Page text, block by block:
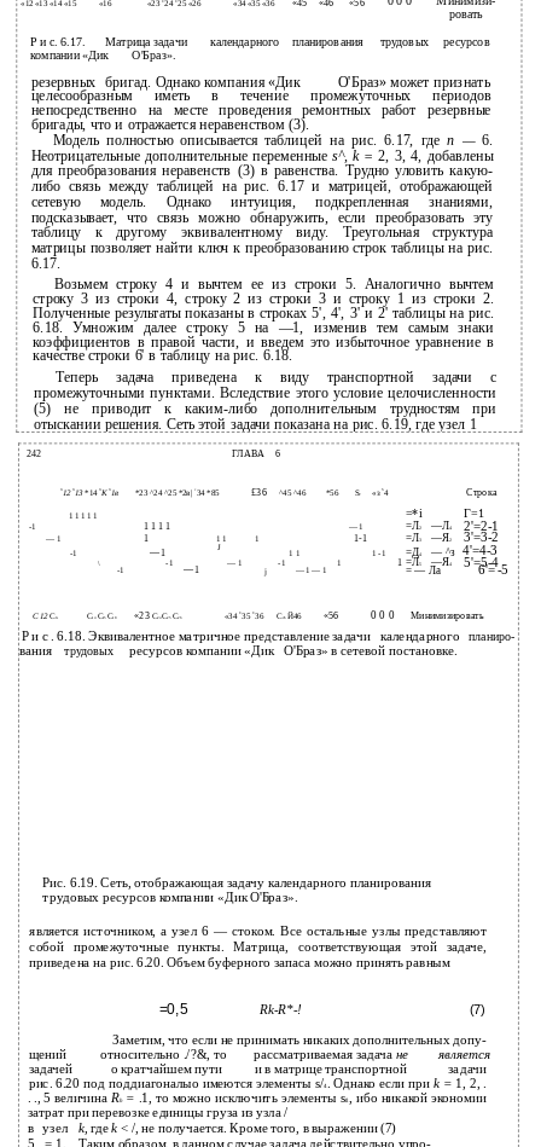
«12 «13 «14 «15 «16 «23 С24 С25 «26 «34 «35 «36 «45 «46 «56
ровать
Р и с. 6.17. Матрица задачи календарного планирования трудовых
ресурсов
компании «Дик
О'Браз».
резервных бригад. Однако компания «Дик
О'Браз» может признать
целесообразным иметь в течение промежуточных периодов
непосредственно на месте проведения ремонтных работ резервные
бригады, что и отражается неравенством (3).
Модель полностью описывается таблицей на рис. 6.17, гдеп — 6.
Неотрицательные дополнительные переменныеs^, k =2, 3, 4, добавлены
для преобразования неравенств (3) в равенства. Трудно уловить какую-
либо связь между таблицей на рис. 6.17 и матрицей, отображающей
сетевую модель. Однако интуиция, подкрепленная знаниями,
подсказывает, что связь можно обнаружить, если преобразовать эту
таблицу к другому эквивалентному виду. Треугольная структура
матрицы позволяет найти ключ к преобразованию строк таблицы на рис.
6.17.
Возьмем строку 4 и вычтем ее из строки 5. Аналогично вычтем
строку 3 из строки 4, строку 2 из строки 3 и строку 1 из строки 2.
Полученные результаты показаны в строках 5', 4', 3' и 2' таблицы на рис.
6.18. Умножим далее строку 5 на —1, изменив тем самым знаки
коэффициентов в правой части, и введем это избыточное уравнение в
качестве строки 6' в таблицу на рис. 6.18.
Теперь задача приведена к виду транспортной задачи с
промежуточными пунктами. Вследствие этого условие целочисленности
(5) не приводит к каким-либо дополнительным трудностям при
отыскании решения. Сеть этой задачи показана на рис. 6.19, где узел 1
242 ГЛАВА 6
12 13*14 К 1в *23 ^24 ^25 *2в|г 34 *85 £36 ^45 ^46 *56 S2 «з S4 Строка
1 1 1 1 1 =*i Г=1
-1 1 1 1 1 — 1 =Л2 —Л4 2'=2-1
— 1 1 1 1 1 1-1 =Л3 —Я2 3'=3-2
-1 — 1
J
1 1 1 -1 =Д4 — ^з 4'=4-3
— 1 1
\ -1 -1 1 =Л5 —Я 4 5'=5-4
-1 — 1 j — 1 — 1 = — Ла 6'= -5
С 12С1з С14 С15 С18 «23 С24С25 С26 «34 С35 С36 С45 Й46 «56 0 0 0 Минимизировать
Р и с . 6.18. Эквивалентное матричное представление задачи календарного планиро-
вания трудовых ресурсов компании «Дик О'Браз» в сетевой постановке.
Рис. 6.19. Сеть, отображающая задачу календарного планирования
трудовых ресурсов компании «Дик О'Браз».
является источником, а узел 6 — стоком. Все остальные узлы представляют
собой промежуточные пункты. Матрица, соответствующая этой задаче,
приведена на рис. 6.20. Объем буферного запаса можно принять равным
=0,5 Rk-R*-!
(7)
Заметим, что если не принимать никаких дополнительных допу-
щений
относительно ./?&, то рассматриваемая задача не
является
задачей
о кратчайшем пути и в матрице транспортной
задачи
рис. 6.20 под поддиагоналыо имеются элементы s/4. Однако если при k = 1, 2, .
. ., 5 величинаRh = .1, то можно исключить элементы sft, ибо никакой экономии
затрат при перевозке единицы груза из узла /
в
узел k,гдеk< /, не получается. Кроме того, в выражении (7)